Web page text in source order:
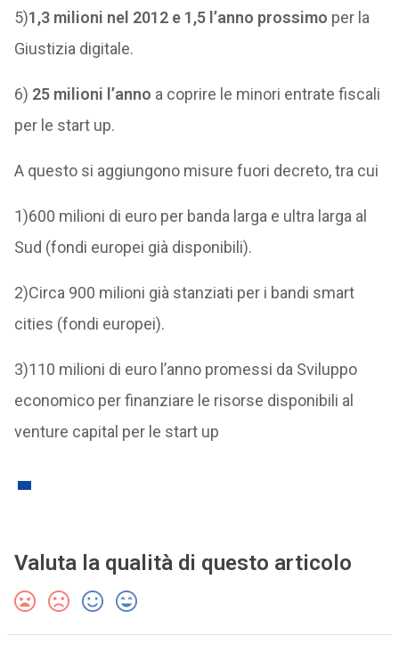
5)1,3 milioni nel 2012 e 1,5 l’anno prossimo per la
Giustizia digitale.
6) 25 milioni l’anno a coprire le minori entrate fiscali
per le start up.
A questo si aggiungono misure fuori decreto, tra cui
1)600 milioni di euro per banda larga e ultra larga al
Sud (fondi europei già disponibili).
2)Circa 900 milioni già stanziati per i bandi smart
cities (fondi europei).
3)110 milioni di euro l’anno promessi da Sviluppo
economico per finanziare le risorse disponibili al
venture capital per le start up
Valuta la qualità di questo articolo